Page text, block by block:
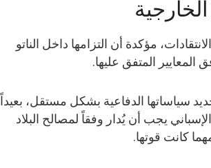
مؤكدة أن التزامها داخل الناتو
المعايير المتفق عليها.
سياساتها الدفاعية بشكل مستقل، بعيداً
يجب أن يُدار وفقاً لمصالح البلاد
كانت قوتها.